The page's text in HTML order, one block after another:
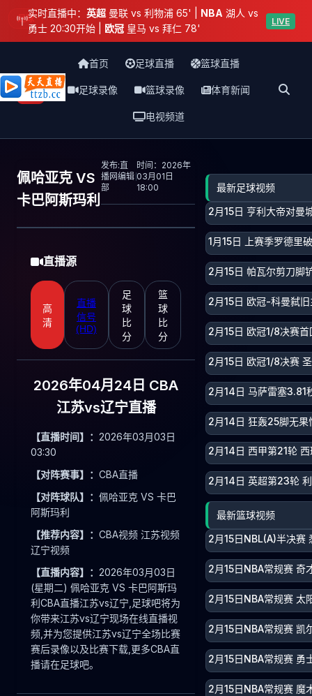
实时直播中： 英超 曼联 vs 利物浦 65' | NBA 湖人 vs
勇士 20:30开始 | 欧冠 皇马 vs 拜仁 78'
LIVE
天天直播网
首页 足球直播 篮球直播
足球录像 篮球录像 体育新闻
电视频道
佩哈亚克 VS
卡巴阿斯玛利
发布:直
播网编辑
部
时间：2026年
03月01日
18:00
足球
直播源
高
清
直播
信号
(HD)
足
球
比
分
篮
球
比
分
2026年04月24日 CBA
江苏vs辽宁直播
【直播时间】： 2026年03月03日
03:30
【对阵赛事】： CBA直播
【对阵球队】： 佩哈亚克 VS 卡巴
阿斯玛利
【推荐内容】： CBA视频 江苏视频
辽宁视频
【直播内容】： 2026年03月03日
(星期二) 佩哈亚克 VS 卡巴阿斯玛
利CBA直播江苏vs辽宁,足球吧将为
你带来江苏vs辽宁现场在线直播视
频,并为您提供江苏vs辽宁全场比赛
赛后录像以及比赛下载,更多CBA直
播请在足球吧。
最新足球视频
2月15日 亨利大帝对曼
1月15日 上赛季罗德里
2月15日 帕瓦尔剪刀脚
2月15日 欧冠-科曼弑
2月15日 欧冠1/8决赛
2月15日 欧冠1/8决赛
2月14日 马萨雷塞3.81
2月14日 狂轰25脚无果
2月14日 西甲第21轮
2月14日 英超第23轮
最新篮球视频
2月15日NBL(A)半决赛
2月15日NBA常规赛 奇
2月15日NBA常规赛 太
2月15日NBA常规赛 凯
2月15日NBA常规赛 勇
2月15日NBA常规赛 魔